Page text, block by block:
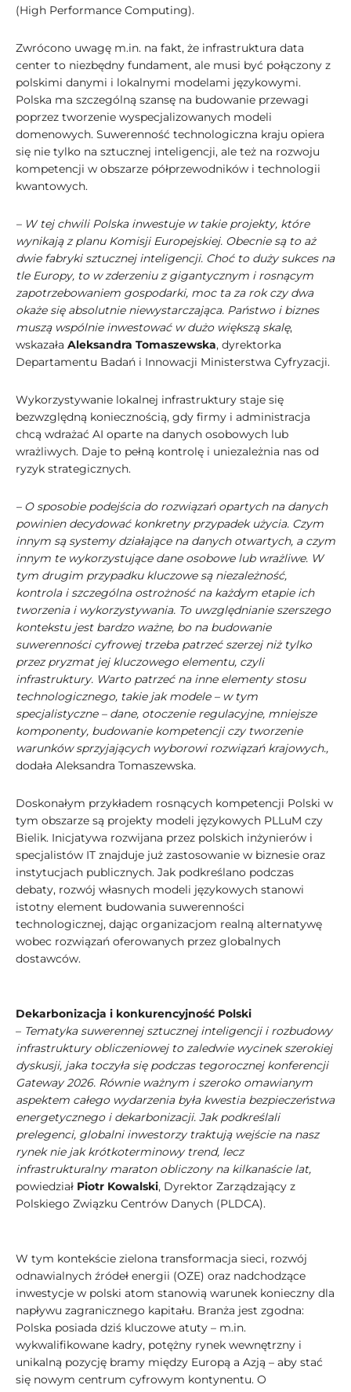
(High Performance Computing).
Zwrócono uwagę m.in. na fakt, że infrastruktura data
center to niezbędny fundament, ale musi być połączony z
polskimi danymi i lokalnymi modelami językowymi.
Polska ma szczególną szansę na budowanie przewagi
poprzez tworzenie wyspecjalizowanych modeli
domenowych. Suwerenność technologiczna kraju opiera
się nie tylko na sztucznej inteligencji, ale też na rozwoju
kompetencji w obszarze półprzewodników i technologii
kwantowych.
– W tej chwili Polska inwestuje w takie projekty, które
wynikają z planu Komisji Europejskiej. Obecnie są to aż
dwie fabryki sztucznej inteligencji. Choć to duży sukces na
tle Europy, to w zderzeniu z gigantycznym i rosnącym
zapotrzebowaniem gospodarki, moc ta za rok czy dwa
okaże się absolutnie niewystarczająca. Państwo i biznes
muszą wspólnie inwestować w dużo większą skalę,
wskazała Aleksandra Tomaszewska, dyrektorka
Departamentu Badań i Innowacji Ministerstwa Cyfryzacji.
Wykorzystywanie lokalnej infrastruktury staje się
bezwzględną koniecznością, gdy firmy i administracja
chcą wdrażać AI oparte na danych osobowych lub
wrażliwych. Daje to pełną kontrolę i uniezależnia nas od
ryzyk strategicznych.
– O sposobie podejścia do rozwiązań opartych na danych
powinien decydować konkretny przypadek użycia. Czym
innym są systemy działające na danych otwartych, a czym
innym te wykorzystujące dane osobowe lub wrażliwe. W
tym drugim przypadku kluczowe są niezależność,
kontrola i szczególna ostrożność na każdym etapie ich
tworzenia i wykorzystywania. To uwzględnianie szerszego
kontekstu jest bardzo ważne, bo na budowanie
suwerenności cyfrowej trzeba patrzeć szerzej niż tylko
przez pryzmat jej kluczowego elementu, czyli
infrastruktury. Warto patrzeć na inne elementy stosu
technologicznego, takie jak modele – w tym
specjalistyczne – dane, otoczenie regulacyjne, mniejsze
komponenty, budowanie kompetencji czy tworzenie
warunków sprzyjających wyborowi rozwiązań krajowych.,
dodała Aleksandra Tomaszewska.
Doskonałym przykładem rosnących kompetencji Polski w
tym obszarze są projekty modeli językowych PLLuM czy
Bielik. Inicjatywa rozwijana przez polskich inżynierów i
specjalistów IT znajduje już zastosowanie w biznesie oraz
instytucjach publicznych. Jak podkreślano podczas
debaty, rozwój własnych modeli językowych stanowi
istotny element budowania suwerenności
technologicznej, dając organizacjom realną alternatywę
wobec rozwiązań oferowanych przez globalnych
dostawców.
Dekarbonizacja i konkurencyjność Polski
– Tematyka suwerennej sztucznej inteligencji i rozbudowy
infrastruktury obliczeniowej to zaledwie wycinek szerokiej
dyskusji, jaka toczyła się podczas tegorocznej konferencji
Gateway 2026. Równie ważnym i szeroko omawianym
aspektem całego wydarzenia była kwestia bezpieczeństwa
energetycznego i dekarbonizacji. Jak podkreślali
prelegenci, globalni inwestorzy traktują wejście na nasz
rynek nie jak krótkoterminowy trend, lecz
infrastrukturalny maraton obliczony na kilkanaście lat,
powiedział Piotr Kowalski, Dyrektor Zarządzający z
Polskiego Związku Centrów Danych (PLDCA).
W tym kontekście zielona transformacja sieci, rozwój
odnawialnych źródeł energii (OZE) oraz nadchodzące
inwestycje w polski atom stanowią warunek konieczny dla
napływu zagranicznego kapitału. Branża jest zgodna:
Polska posiada dziś kluczowe atuty – m.in.
wykwalifikowane kadry, potężny rynek wewnętrzny i
unikalną pozycję bramy między Europą a Azją – aby stać
się nowym centrum cyfrowym kontynentu. O